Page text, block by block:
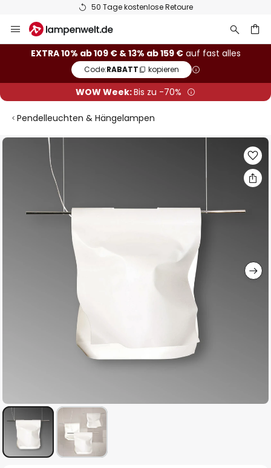
50 Tage kostenlose Retoure
Inhalt
springen
EXTRA 10% ab 109 € & 13% ab 159 €auf fast alles
Code:RABATT kopieren
WOW Week:Bis zu -70%
Pendelleuchten & Hängelampen
Zum